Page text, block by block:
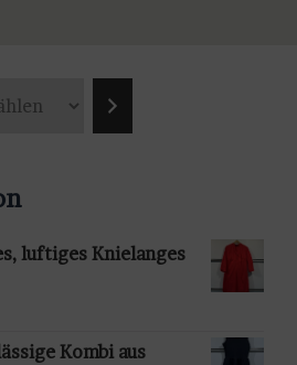
luftiges Knielanges
Kombi aus